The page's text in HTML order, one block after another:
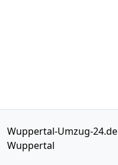
Wuppertal-Umzug-24.de
Wuppertal